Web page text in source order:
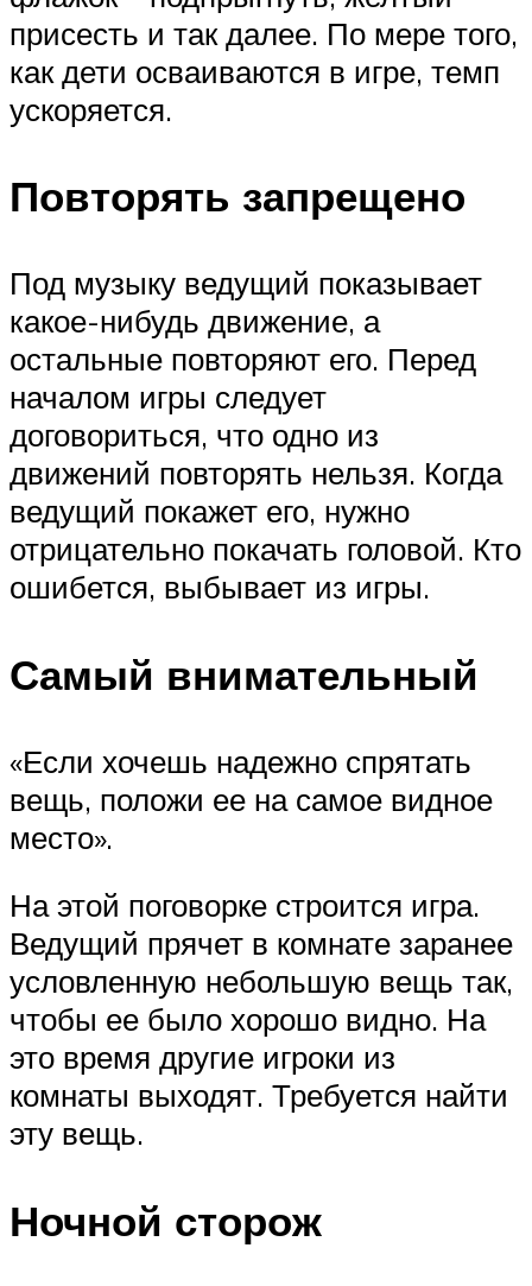
присесть и так далее. По мере того,
как дети осваиваются в игре, темп
ускоряется.
Повторять запрещено
Под музыку ведущий показывает
какое-нибудь движение, а
остальные повторяют его. Перед
началом игры следует
договориться, что одно из
движений повторять нельзя. Когда
ведущий покажет его, нужно
отрицательно покачать головой. Кто
ошибется, выбывает из игры.
Самый внимательный
«Если хочешь надежно спрятать
вещь, положи ее на самое видное
место».
На этой поговорке строится игра.
Ведущий прячет в комнате заранее
условленную небольшую вещь так,
чтобы ее было хорошо видно. На
это время другие игроки из
комнаты выходят. Требуется найти
эту вещь.
Ночной сторож